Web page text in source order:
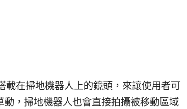
在掃地機器人上的鏡頭，來讓使用者可
，掃地機器人也會直接拍攝被移動區域